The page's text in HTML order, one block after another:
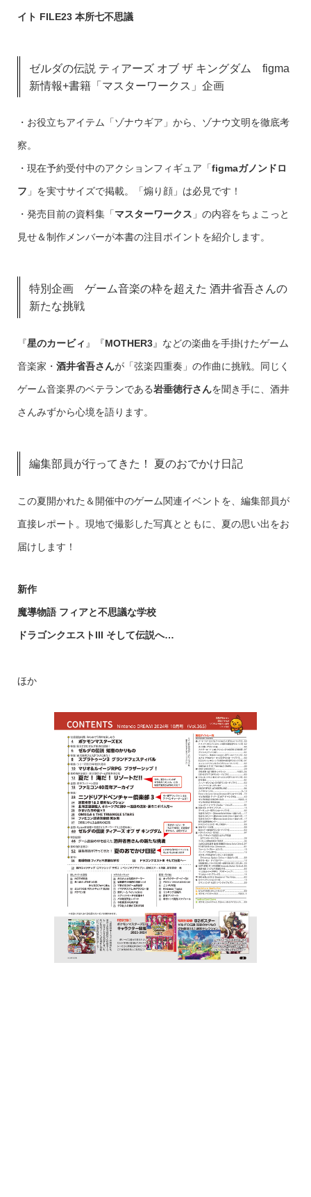
イト FILE23 本所七不思議
ゼルダの伝説 ティアーズ オブ ザ キングダム figma
新情報+書籍「マスターワークス」企画
・お役立ちアイテム「ゾナウギア」から、ゾナウ文明を徹底考
察。
・現在予約受付中のアクションフィギュア「figmaガノンドロ
フ 」を実寸サイズで掲載。「煽り顔」は必見です！
・発売目前の資料集「マスターワークス 」の内容をちょこっと
見せ＆制作メンバーが本書の注目ポイントを紹介します。
特別企画 ゲーム音楽の枠を超えた 酒井省吾さんの
新たな挑戦
『星のカービィ 』『MOTHER3』などの楽曲を手掛けたゲーム
音楽家・ 酒井省吾さんが「弦楽四重奏」の作曲に挑戦。同じく
ゲーム音楽界のベテランである岩垂徳行さんを聞き手に、酒井
さんみずから心境を語ります。
編集部員が行ってきた！ 夏のおでかけ日記
この夏開かれた＆開催中のゲーム関連イベントを、編集部員が
直接レポート。現地で撮影した写真とともに、夏の思い出をお
届けします！
新作
魔導物語 フィアと不思議な学校
ドラゴンクエストIII そして伝説へ…
ほか